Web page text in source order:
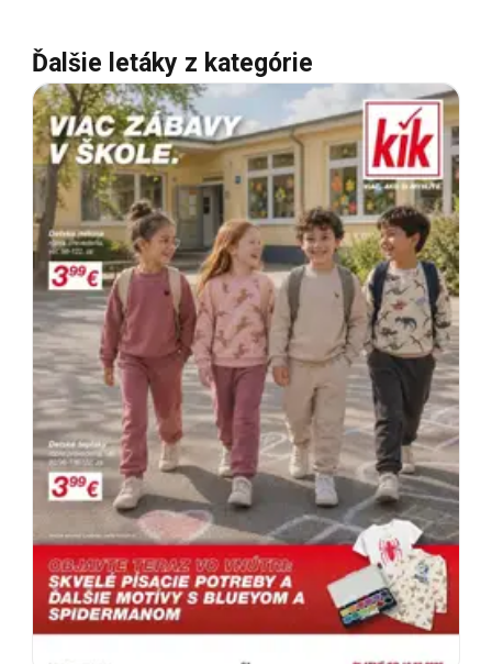
Ďalšie letáky z kategórie